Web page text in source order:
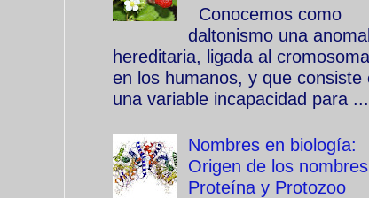
Conocemos como
daltonismo una
hereditaria, ligada al
en los humanos, y que consiste
una variable incapacidad para ...
Nombres en biología:
Origen de los nombres
Proteína y Protozoo